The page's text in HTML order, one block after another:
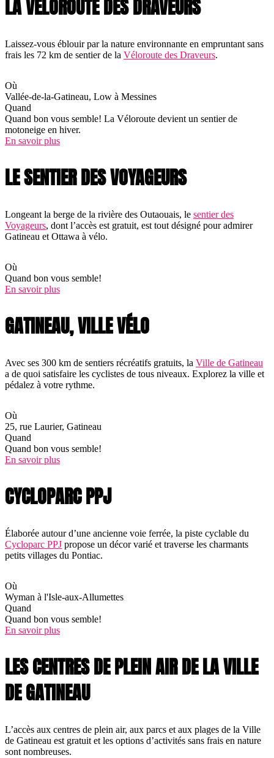
LA VÉLOROUTE DES DRAVEURS
Laissez-vous éblouir par la nature environnante en empruntant sans
frais les 72 km de sentier de la Véloroute des Draveurs.
Où
Vallée-de-la-Gatineau, Low à Messines
Quand
Quand bon vous semble! La Véloroute devient un sentier de
motoneige en hiver.
En savoir plus
LE SENTIER DES VOYAGEURS
Longeant la berge de la rivière des Outaouais, le sentier des
Voyageurs, dont l’accès est gratuit, est tout désigné pour admirer
Gatineau et Ottawa à vélo.
Où
Quand bon vous semble!
En savoir plus
GATINEAU, VILLE VÉLO
Avec ses 300 km de sentiers récréatifs gratuits, la Ville de Gatineau
a de quoi satisfaire les cyclistes de tous niveaux. Explorez la ville et
pédalez à votre rythme.
Où
25, rue Laurier, Gatineau
Quand
Quand bon vous semble!
En savoir plus
CYCLOPARC PPJ
Élaborée autour d’une ancienne voie ferrée, la piste cyclable du
Cycloparc PPJ propose un décor varié et traverse les charmants
petits villages du Pontiac.
Où
Wyman à l'Isle-aux-Allumettes
Quand
Quand bon vous semble!
En savoir plus
LES CENTRES DE PLEIN AIR DE LA VILLE
DE GATINEAU
L’accès aux centres de plein air, aux parcs et aux plages de la Ville
de Gatineau est gratuit et les options d’activités sans frais en nature
sont nombreuses.